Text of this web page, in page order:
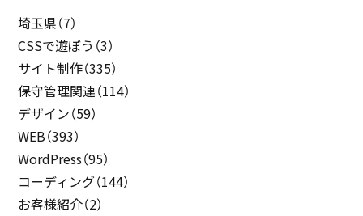
埼玉県（7）
CSSで遊ぼう（3）
サイト制作（335）
保守管理関連（114）
デザイン（59）
WEB（393）
WordPress（95）
コーディング（144）
お客様紹介（2）